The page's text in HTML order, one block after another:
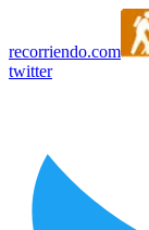
recorriendo.com
twitter